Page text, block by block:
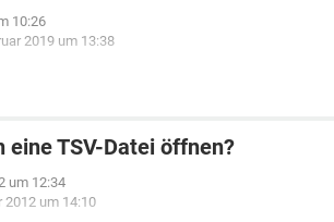
10:26
2019 um 13:38
eine TSV-Datei öffnen?
um 12:34
2012 um 14:10